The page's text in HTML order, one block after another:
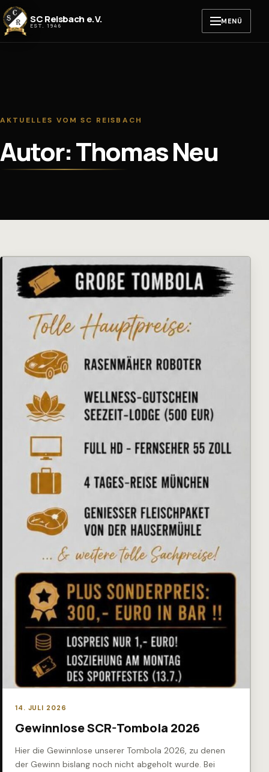
Zum Inhalt springen
SC Reisbach e.V.
EST. 1946 MENÜ
AKTUELLES VOM SC REISBACH
Autor: Thomas Neu
14. JULI 2026
Gewinnlose SCR-Tombola 2026
Hier die Gewinnlose unserer Tombola 2026, zu denen
der Gewinn bislang noch nicht abgeholt wurde. Bei